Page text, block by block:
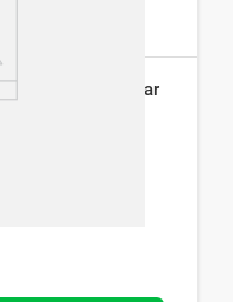
Posay Lipikar